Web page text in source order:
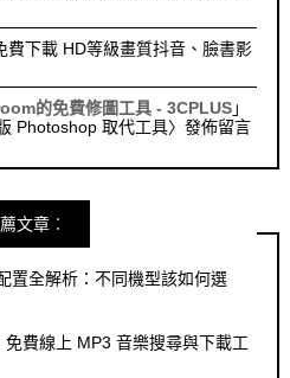
費下載 HD等級畫質抖音、臉書影
的免費修圖工具 - 3CPLUS」
Photoshop 取代工具〉發佈留言
文章︰
置全解析：不同機型該如何選
免費線上 MP3 音樂搜尋與下載工